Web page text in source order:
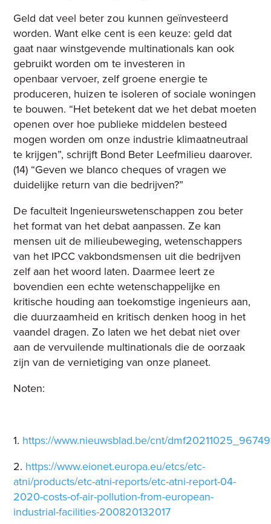
Geld dat veel beter zou kunnen geïnvesteerd
worden. Want elke cent is een keuze: geld dat
gaat naar winstgevende multinationals kan ook
gebruikt worden om te investeren in
openbaar vervoer, zelf groene energie te
produceren, huizen te isoleren of sociale woningen
te bouwen. “Het betekent dat we het debat moeten
openen over hoe publieke middelen besteed
mogen worden om onze industrie klimaatneutraal
te krijgen”, schrijft Bond Beter Leefmilieu daarover.
(14) “Geven we blanco cheques of vragen we
duidelijke return van die bedrijven?”
De faculteit Ingenieurswetenschappen zou beter
het format van het debat aanpassen. Ze kan
mensen uit de milieubeweging, wetenschappers
van het IPCC vakbondsmensen uit die bedrijven
zelf aan het woord laten. Daarmee leert ze
bovendien een echte wetenschappelijke en
kritische houding aan toekomstige ingenieurs aan,
die duurzaamheid en kritisch denken hoog in het
vaandel dragen. Zo laten we het debat niet over
aan de vervuilende multinationals die de oorzaak
zijn van de vernietiging van onze planeet.
Noten:
1. https://www.nieuwsblad.be/cnt/
2. https://www.eionet.europa.eu/etcs/etc-
atni/products/etc-atni-reports/etc-atni-report-04-
2020-costs-of-air-pollution-from-european-
industrial-facilities-200820132017